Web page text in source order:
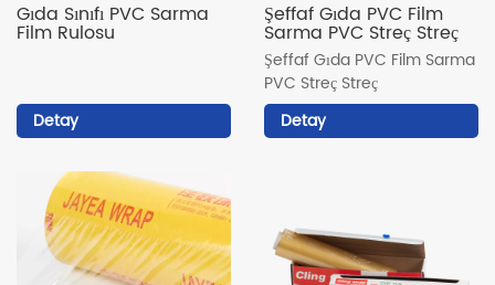
Gıda Sınıfı PVC Sarma
Film Rulosu
Detay
Şeffaf Gıda PVC Film
Sarma PVC Streç Streç
Şeffaf Gıda PVC Film Sarma
PVC Streç Streç
Detay